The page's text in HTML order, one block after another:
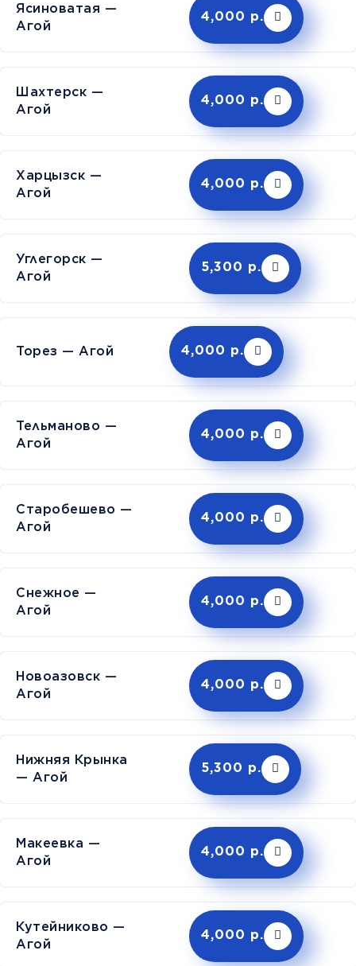
Ясиноватая —
Агой
4,000 р.
Шахтерск —
Агой
4,000 р.
Харцызск —
Агой
4,000 р.
Углегорск —
Агой
5,300 р.
Торез — Агой 4,000 р.
Тельманово —
Агой
4,000 р.
Старобешево —
Агой
4,000 р.
Снежное —
Агой
4,000 р.
Новоазовск —
Агой
4,000 р.
Нижняя Крынка
— Агой
5,300 р.
Макеевка —
Агой
4,000 р.
Кутейниково —
Агой
4,000 р.